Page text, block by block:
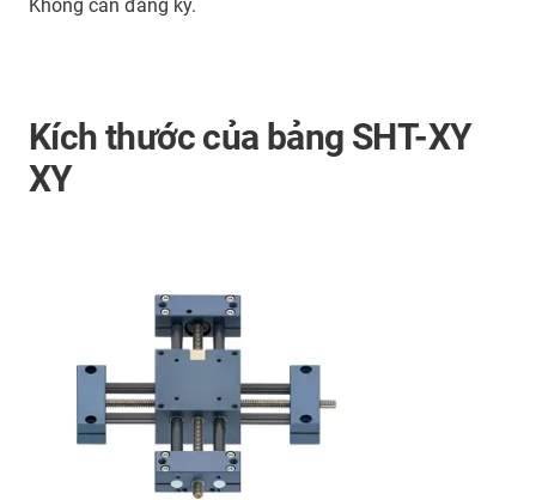
Không cần đăng ký.
Kích thước của bảng SHT-XY
XY